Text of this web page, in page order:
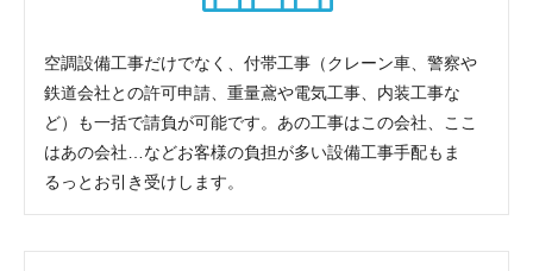
空調設備工事だけでなく、付帯工事（クレーン車、警察や
鉄道会社との許可申請、重量鳶や電気工事、内装工事な
ど）も一括で請負が可能です。あの工事はこの会社、ここ
はあの会社…などお客様の負担が多い設備工事手配もま
るっとお引き受けします。